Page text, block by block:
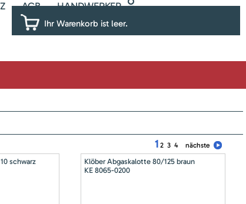
AGB HANDWERKER
Ihr Warenkorb ist leer.
1 2 3 4 nächste
schwarz
Klöber Abgaskalotte 80/125 braun
KE 8065-0200